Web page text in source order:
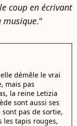
coup en écrivant
musique."
démêle le vrai
mais pas
la reine Letizia
sont aussi ses
pas de sortie,
les tapis rouges,